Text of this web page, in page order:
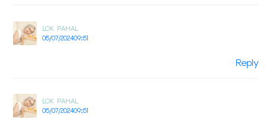
LOK PAHAL
05/07/202409:51
Reply
LOK PAHAL
05/07/202409:51